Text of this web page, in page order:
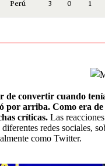
de convertir cuando
por arriba. Como era de
críticas. Las
diferentes redes sociales,
como Twitter.